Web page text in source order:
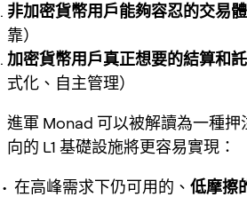
非加密貨幣用戶能夠容忍的交易
靠）
加密貨幣用戶真正想要的結算和
式化、自主管理）
進軍 Monad 可以被解讀為一種
向的 L1 基礎設施將更容易實現：
在高峰需求下仍可用的、 低摩擦